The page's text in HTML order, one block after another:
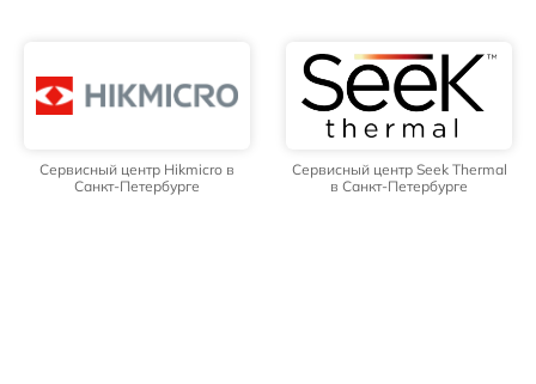
Сервисный центр Hikmicro в
Санкт-Петербурге
Сервисный центр Seek Thermal
в Санкт-Петербурге